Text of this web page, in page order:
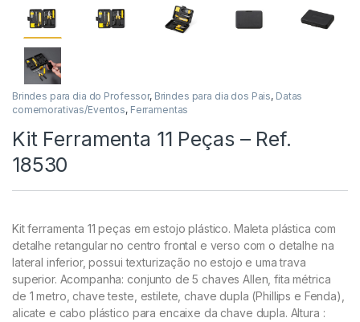
Brindes para dia do Professor, Brindes para dia dos Pais, Datas
comemorativas/Eventos, Ferramentas
Kit Ferramenta 11 Peças – Ref.
18530
Kit ferramenta 11 peças em estojo plástico. Maleta plástica com
detalhe retangular no centro frontal e verso com o detalhe na
lateral inferior, possui texturização no estojo e uma trava
superior. Acompanha: conjunto de 5 chaves Allen, fita métrica
de 1 metro, chave teste, estilete, chave dupla (Phillips e Fenda),
alicate e cabo plástico para encaixe da chave dupla. Altura :